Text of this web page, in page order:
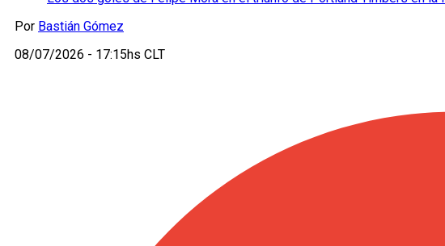
Por Bastián Gómez
08/07/2026 - 17:15hs CLT